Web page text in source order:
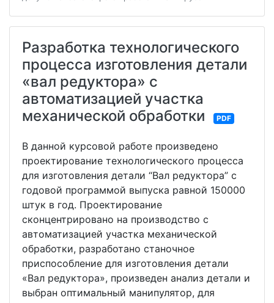
Разработка технологического
процесса изготовления детали
«вал редуктора» с
автоматизацией участка
механической обработки
PDF
В данной курсовой работе произведено
проектирование технологического процесса
для изготовления детали “Вал редуктора” с
годовой программой выпуска равной 150000
штук в год. Проектирование
сконцентрировано на производство с
автоматизацией участка механической
обработки, разработано станочное
приспособление для изготовления детали
«Вал редуктора», произведен анализ детали и
выбран оптимальный манипулятор, для